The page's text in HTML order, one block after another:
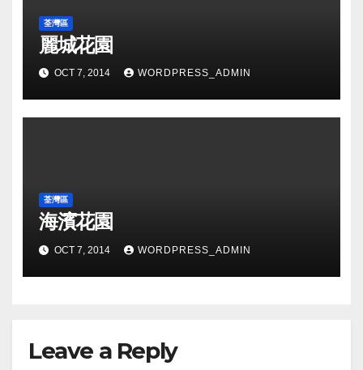
荃灣區
麗城花園
OCT 7, 2014 WORDPRESS_ADMIN
荃灣區
海濱花園
OCT 7, 2014 WORDPRESS_ADMIN
Leave a Reply